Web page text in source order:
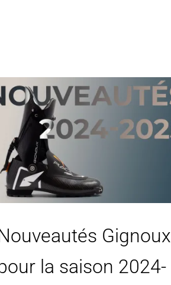
Gignoux
la saison 2024-